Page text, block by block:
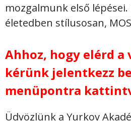
mozgalmunk első lépései.
életedben stílusosan,
Ahhoz, hogy elérd a
kérünk jelentkezz
menüpontra
Üdvözlünk a Yurkov